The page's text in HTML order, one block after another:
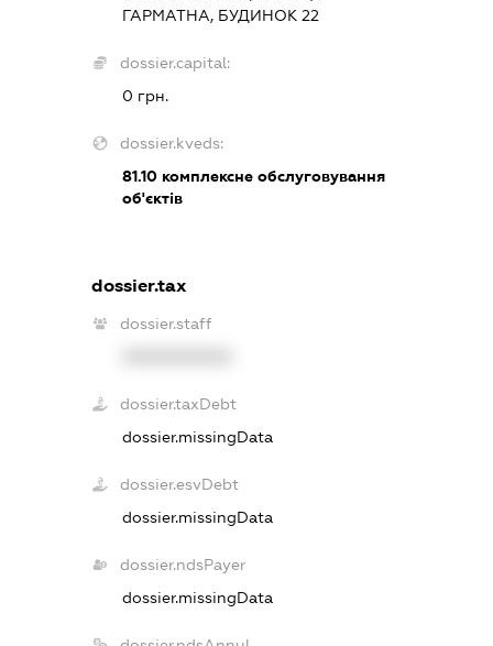
ГАРМАТНА, БУДИНОК 22
dossier.capital:
0 грн.
dossier.kveds:
81.10комплексне обслуговування
об'єктів
dossier.tax
dossier.staff
dossier.taxDebt
dossier.missingData
dossier.esvDebt
dossier.missingData
dossier.ndsPayer
dossier.missingData